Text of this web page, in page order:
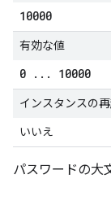
10000
有効な値
0 . . . 10000
インスタンスの
いいえ
パスワードの大